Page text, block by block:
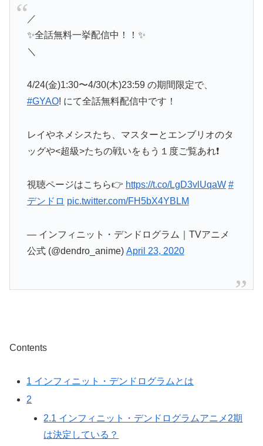
／
✨全話無料一挙配信中！！✨
＼
4/24(金)1:30〜4/30(木)23:59 の期間限定で、
#GYAO! にて全話無料配信中です！
レイやネメシスたち、マスターとエンブリオのタ
ッグや<超級>たちの戦いをもう１度ご覧あれ❗
視聴ページはこちら👉 https://t.co/LgD3vlUqaW #
デンドロ pic.twitter.com/FH5bX4YBLM
— インフィニット・デンドログラム｜TVアニメ
公式 (@dendro_anime) April 23, 2020
Contents
1 インフィニット・デンドログラムとは
2
2.1 インフィニット・デンドログラムアニメ2期
は決定している？